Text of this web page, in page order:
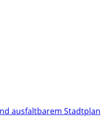
ausfaltbarem Stadtplan